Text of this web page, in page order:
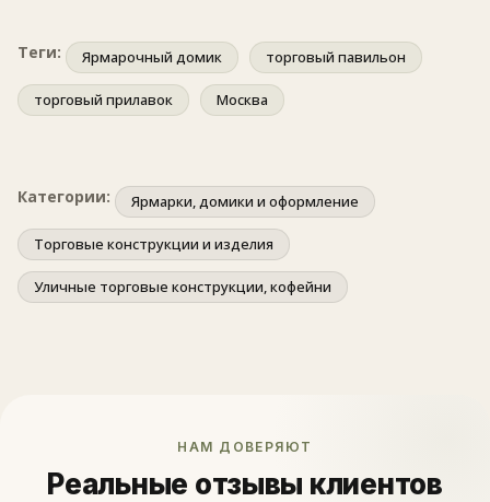
Теги: Ярмарочный домик торговый павильон
торговый прилавок Москва
Категории: Ярмарки, домики и оформление
Торговые конструкции и изделия
Уличные торговые конструкции, кофейни
НАМ ДОВЕРЯЮТ
Реальные отзывы клиентов